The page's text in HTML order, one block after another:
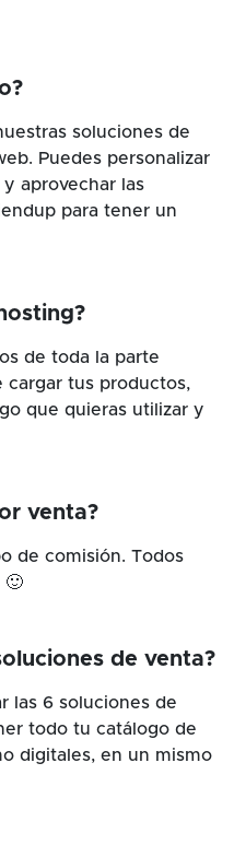
soluciones de
Puedes personalizar
aprovechar las
para tener un
de toda la parte
cargar tus productos,
que quieras utilizar y
venta?
de comisión. Todos
🙂
de venta?
las 6 soluciones de
todo tu catálogo de
digitales, en un mismo